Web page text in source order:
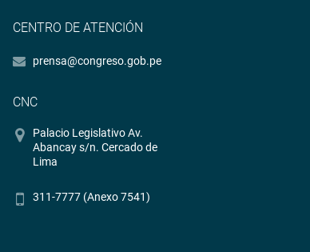
CENTRO DE ATENCIÓN
prensa@congreso.gob.pe
CNC
Palacio Legislativo Av.
Abancay s/n. Cercado de
Lima
311-7777 (Anexo 7541)